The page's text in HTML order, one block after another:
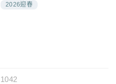
2026迎春
1042